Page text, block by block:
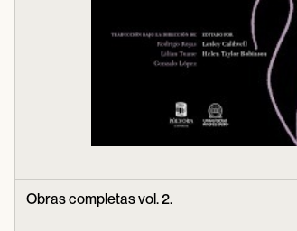
Obras completas vol. 2.